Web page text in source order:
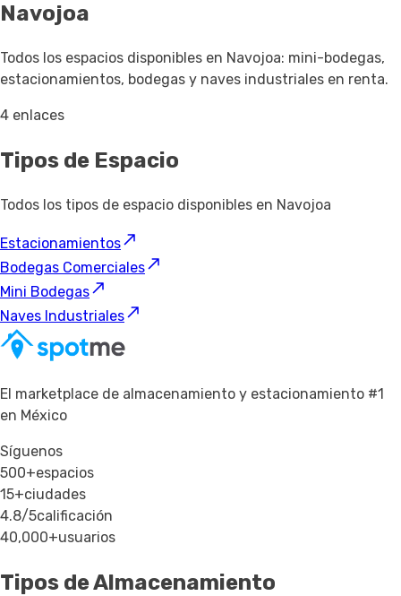
Navojoa
Todos los espacios disponibles en Navojoa: mini-bodegas,
estacionamientos, bodegas y naves industriales en renta.
4 enlaces
Tipos de Espacio
Todos los tipos de espacio disponibles en Navojoa
Estacionamientos
Bodegas Comerciales
Mini Bodegas
Naves Industriales
El marketplace de almacenamiento y estacionamiento #1
en México
Síguenos
500+espacios
15+ciudades
4.8/5calificación
40,000+usuarios
Tipos de Almacenamiento